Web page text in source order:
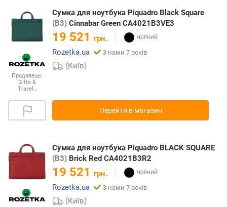
Продавець:
Gifts &
Travel…
Сумка для ноутбука Piquadro Black Square
(B3) Cinnabar Green CA4021B3VE3
19 521 грн.
Rozetka.ua
З нами 7 років
(Київ)
Перейти в магазин
Сумка для ноутбука Piquadro BLACK SQUARE
(B3) Brick Red CA4021B3R2
19 521 грн.
Rozetka.ua
З нами 7 років
(Київ)